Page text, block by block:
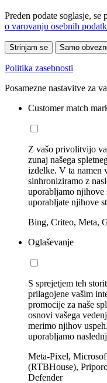
Preden podate soglasje,
o varovanju osebnih
Strinjam se Samo
Politika zasebnosti
Posamezne nastavitve za
Customer match
Z vašo privolitvijo
zunaj našega
izdelke. V ta namen
sinhroniziramo z
uporabljamo njihove
uporabljate njihove
Bing, Criteo, Meta,
Oglaševanje
S sprejetjem teh
prilagojene vašim
promocije za naše
osnovi vašega
merimo njihov
uporabljamo
Meta-Pixel,
(RTBHouse),
Defender